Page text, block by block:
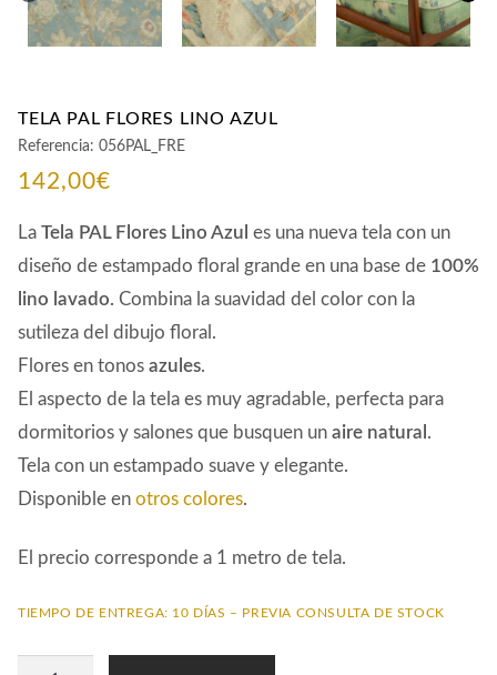
TELA PAL FLORES LINO AZUL
Referencia: 056PAL_FRE
142,00€
La Tela PAL Flores Lino Azul es una nueva tela con un
diseño de estampado floral grande en una base de 100%
lino lavado. Combina la suavidad del color con la
sutileza del dibujo floral.
Flores en tonos azules.
El aspecto de la tela es muy agradable, perfecta para
dormitorios y salones que busquen un aire natural .
Tela con un estampado suave y elegante.
Disponible en otros colores.
El precio corresponde a 1 metro de tela.
TIEMPO DE ENTREGA: 10 DÍAS – PREVIA CONSULTA DE STOCK